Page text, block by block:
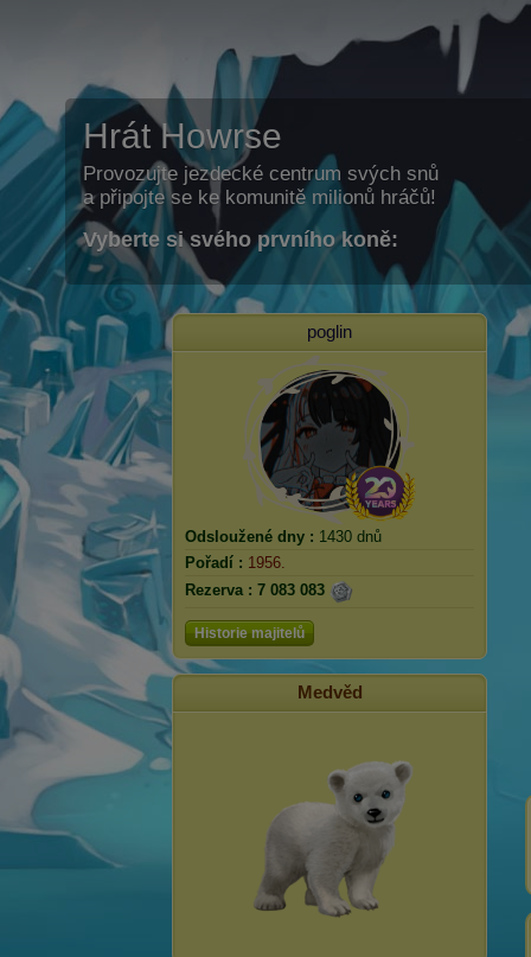
Hrát Howrse
Provozujte jezdecké centrum svých snů
a připojte se ke komunitě milionů hráčů!
Vyberte si svého prvního koně:
poglin
Odsloužené dny : 1430 dnů
Pořadí : 1956.
Rezerva : 7 083 083
Historie majitelů
Medvěd